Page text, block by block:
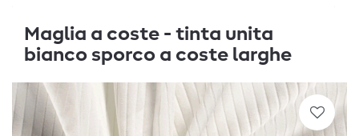
Maglia a coste - tinta unita
bianco sporco a coste larghe